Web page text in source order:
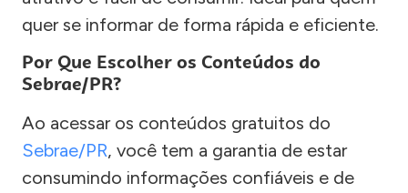
quer se informar de forma rápida e eficiente.
Por Que Escolher os Conteúdos do
Sebrae/PR?
Ao acessar os conteúdos gratuitos do
Sebrae/PR, você tem a garantia de estar
consumindo informações confiáveis e de